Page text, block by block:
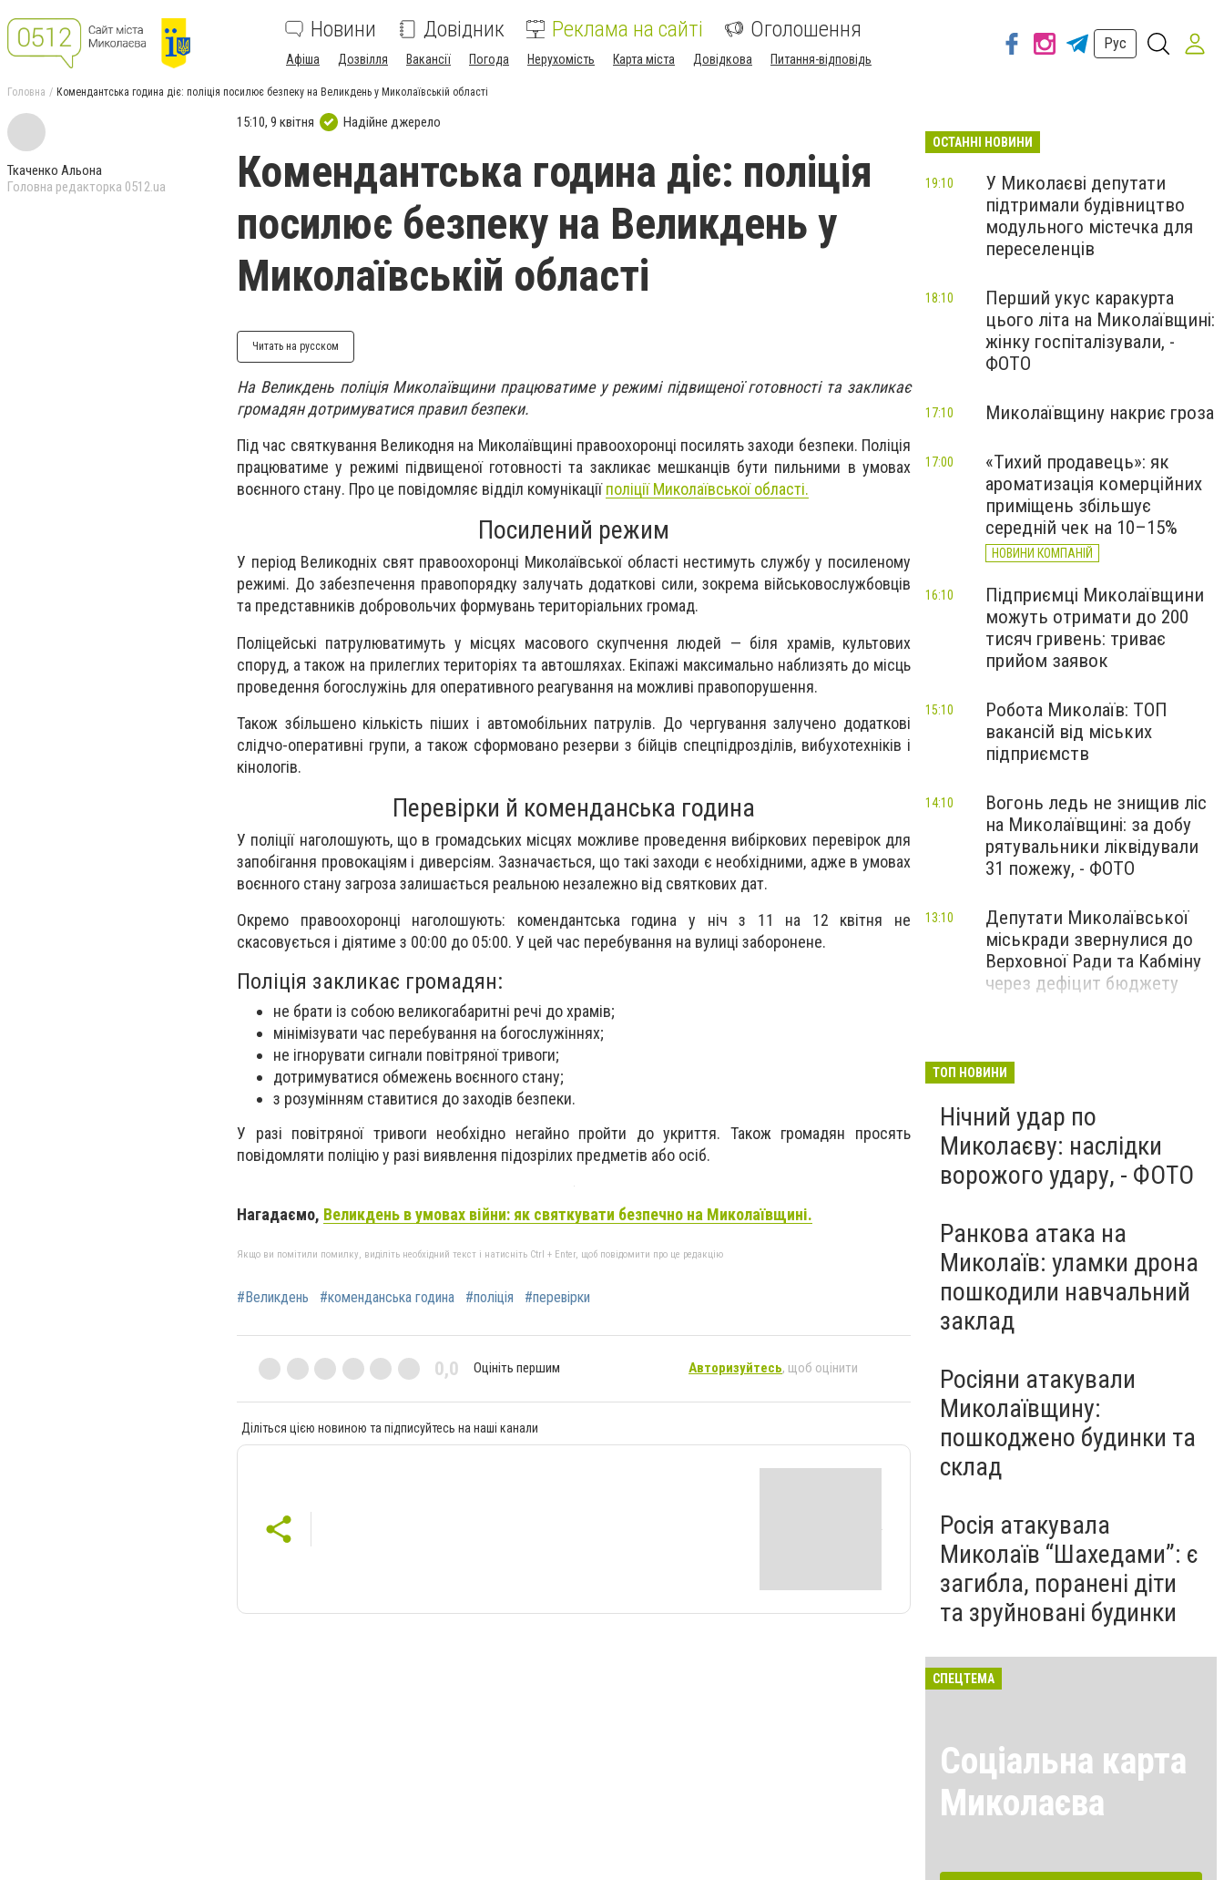
Новини Довідник Реклама на сайті Оголошення
Афіша Дозвілля Вакансії Погода Нерухомість Карта міста Довідкова Питання-відповідь
Рус
Головна Комендантська година діє: поліція посилює безпеку на Великдень у Миколаївській області
Ткаченко Альона
Головна редакторка 0512.ua
15:10, 9 квітня Надійне джерело
Комендантська година діє: поліція
посилює безпеку на Великдень у
Миколаївській області
Читать на русском
На Великдень поліція Миколаївщини працюватиме у режимі підвищеної готовності та закликає
громадян дотримуватися правил безпеки.
Під час святкування Великодня на Миколаївщині правоохоронці посилять заходи безпеки. Поліція
працюватиме у режимі підвищеної готовності та закликає мешканців бути пильними в умовах
воєнного стану. Про це повідомляє відділ комунікаціїполіції Миколаївської області.
Посилений режим
У період Великодніх свят правоохоронці Миколаївської області нестимуть службу у посиленому
режимі. До забезпечення правопорядку залучать додаткові сили, зокрема військовослужбовців
та представників добровольчих формувань територіальних громад.
Поліцейські патрулюватимуть у місцях масового скупчення людей — біля храмів, культових
споруд, а також на прилеглих територіях та автошляхах. Екіпажі максимально наблизять до місць
проведення богослужінь для оперативного реагування на можливі правопорушення.
Також збільшено кількість піших і автомобільних патрулів. До чергування залучено додаткові
слідчо-оперативні групи, а також сформовано резерви з бійців спецпідрозділів, вибухотехніків і
кінологів.
Перевірки й коменданська година
У поліції наголошують, що в громадських місцях можливе проведення вибіркових перевірок для
запобігання провокаціям і диверсіям. Зазначається, що такі заходи є необхідними, адже в умовах
воєнного стану загроза залишається реальною незалежно від святкових дат.
Окремо правоохоронці наголошують: комендантська година у ніч з 11 на 12 квітня не
скасовується і діятиме з 00:00 до 05:00. У цей час перебування на вулиці заборонене.
Поліція закликає громадян:
не брати із собою великогабаритні речі до храмів;
мінімізувати час перебування на богослужіннях;
не ігнорувати сигнали повітряної тривоги;
дотримуватися обмежень воєнного стану;
з розумінням ставитися до заходів безпеки.
У разі повітряної тривоги необхідно негайно пройти до укриття. Також громадян просять
повідомляти поліцію у разі виявлення підозрілих предметів або осіб.
Нагадаємо, Великдень в умовах війни: як святкувати безпечно на Миколаївщині.
Якщо ви помітили помилку, виділіть необхідний текст і натисніть Ctrl + Enter, щоб повідомити про це редакцію
#Великдень #коменданська година #поліція #перевірки
0,0 Оцініть першим Авторизуйтесь, щоб оцінити
Діліться цією новиною та підписуйтесь на наші канали
ОСТАННІ НОВИНИ
У Миколаєві депутати
підтримали будівництво
модульного містечка для
переселенців
19:10
Перший укус каракурта
цього літа на Миколаївщині:
жінку госпіталізували, -
ФОТО
18:10
Миколаївщину накриє гроза
17:10
«Тихий продавець»: як
ароматизація комерційних
приміщень збільшує
середній чек на 10–15%
НОВИНИ КОМПАНІЙ
17:00
Підприємці Миколаївщини
можуть отримати до 200
тисяч гривень: триває
прийом заявок
16:10
Робота Миколаїв: ТОП
вакансій від міських
підприємств
15:10
Вогонь ледь не знищив ліс
на Миколаївщині: за добу
рятувальники ліквідували
31 пожежу, - ФОТО
14:10
Депутати Миколаївської
міськради звернулися до
Верховної Ради та Кабміну
через дефіцит бюджету
13:10
ТОП НОВИНИ
Нічний удар по
Миколаєву: наслідки
ворожого удару, - ФОТО
Ранкова атака на
Миколаїв: уламки дрона
пошкодили навчальний
заклад
Росіяни атакували
Миколаївщину:
пошкоджено будинки та
склад
Росія атакувала
Миколаїв “Шахедами”: є
загибла, поранені діти
та зруйновані будинки
СПЕЦТЕМА
Соціальна карта
Миколаєва